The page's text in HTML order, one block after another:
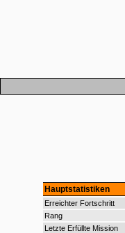
Hauptstatistiken
Erreichter Fortschritt
Rang
Letzte Erfüllte Mission